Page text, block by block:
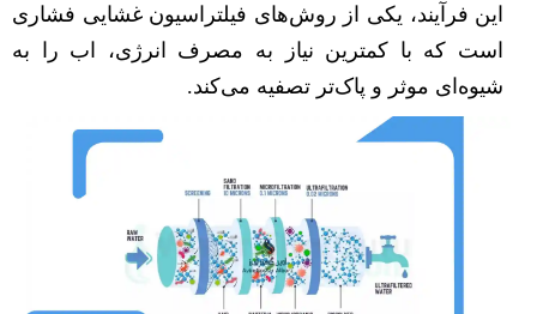
این فرآیند، یکی از روش‌های فیلتراسیون غشایی فشاری
است که با کمترین نیاز به مصرف انرژی، اب را به
شیوه‌ای موثر و پاک‌تر تصفیه می‌کند.